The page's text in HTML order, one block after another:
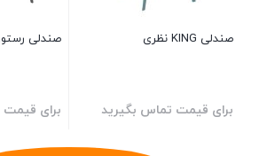
صندلی KING نظری
برای قیمت تماس بگیرید
صندلی
برای